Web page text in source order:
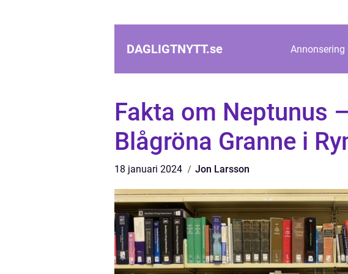
DAGLIGTNYTT.se Annonsering
Fakta om Neptunus
Blågröna Granne i
18 januari 2024 Jon Larsson